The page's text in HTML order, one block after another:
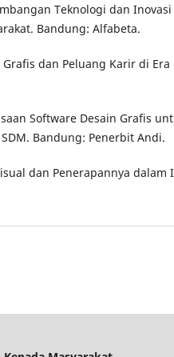
Teknologi dan
Bandung: Alfabeta.
Grafis dan Peluang Karir di
Software Desain Grafis
Bandung: Penerbit Andi.
dan Penerapannya